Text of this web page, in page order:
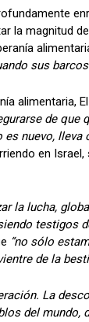
la magnitud
sus
alimentaria,
de
es nuevo,
en
la lucha,
testigos
“no sólo
de la
La
del